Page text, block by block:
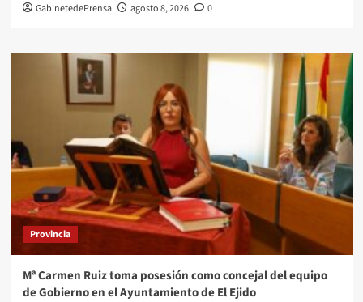
GabinetedePrensa agosto 8, 2026 0
Provincia
Mª Carmen Ruiz toma posesión como concejal del equipo
de Gobierno en el Ayuntamiento de El Ejido